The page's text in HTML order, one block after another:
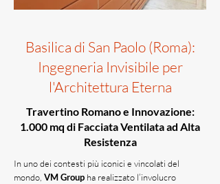
Basilica di San Paolo (Roma):
Ingegneria Invisibile per
l'Architettura Eterna
Travertino Romano e Innovazione:
1.000 mq di Facciata Ventilata ad Alta
Resistenza
In uno dei contesti più iconici e vincolati del
mondo, VM Group ha realizzato l’involucro